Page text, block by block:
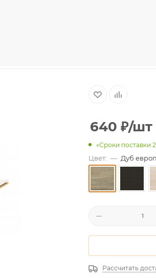
640 ₽/шт
«Сроки поставки
Цвет: — Дуб
Рассчитать